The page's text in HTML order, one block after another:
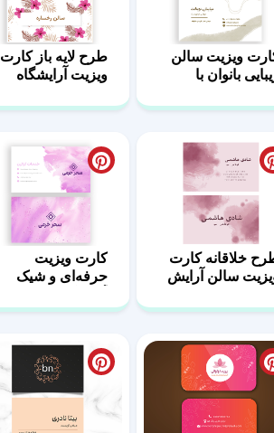
ویزیت سالن
بانوان با
طرح لایه باز کارت
ویزیت آرایشگاه
خلاقانه کارت
سالن آرایش
کارت ویزیت
حرفه‌ای و شیک